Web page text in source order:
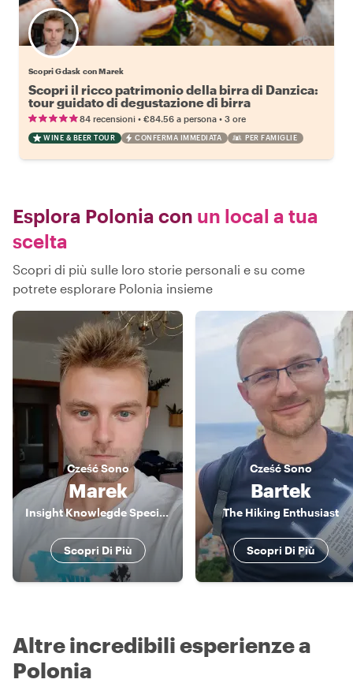
Scopri Gdask con Marek
Scopri il ricco patrimonio della birra di Danzica:
tour guidato di degustazione di birra
84 recensioni • €84.56 a persona • 3 ore
WINE & BEER TOUR CONFERMA IMMEDIATA PER FAMIGLIE
Esplora Polonia con un local a tua
scelta
Scopri di più sulle loro storie personali e su come
potrete esplorare Polonia insieme
CześćSono
Marek
Insight Knowlegde Specialist
Scopri Di Più
CześćSono
Bartek
The Hiking Enthusiast
Scopri Di Più
Altre incredibili esperienze a
Polonia